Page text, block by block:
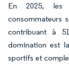
En 2025, les
consommateurs
contribuant à
domination est
sportifs et